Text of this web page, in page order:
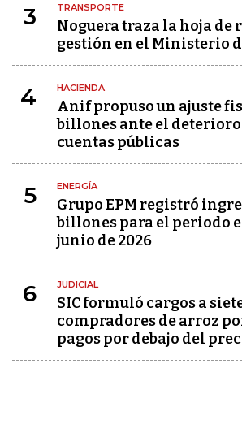
3 TRANSPORTE
Noguera traza la hoja de
gestión en el Ministerio
4 HACIENDA
Anif propuso un ajuste
billones ante el deterioro
cuentas públicas
5 ENERGÍA
Grupo EPM registró
billones para el periodo
junio de 2026
6 JUDICIAL
SIC formuló cargos a
compradores de arroz
pagos por debajo del